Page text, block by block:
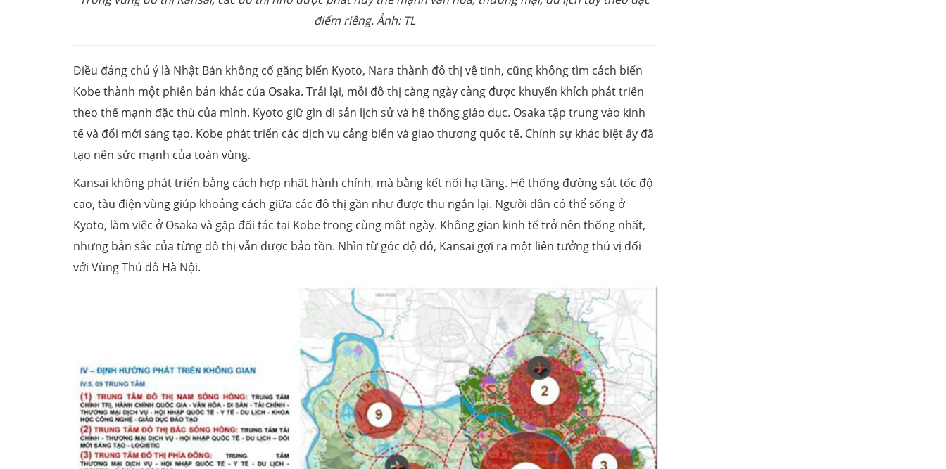
điểm riêng.Ảnh: TL
Điều đáng chú ý là Nhật Bản không cố gắng biến Kyoto, Nara thành đô thị vệ tinh, cũng không tìm cách biến
Kobe thành một phiên bản khác của Osaka. Trái lại, mỗi đô thị càng ngày càng được khuyến khích phát triển
theo thế mạnh đặc thù của mình. Kyoto giữ gìn di sản lịch sử và hệ thống giáo dục. Osaka tập trung vào kinh
tế và đổi mới sáng tạo. Kobe phát triển các dịch vụ cảng biển và giao thương quốc tế. Chính sự khác biệt ấy đã
tạo nên sức mạnh của toàn vùng.
Kansai không phát triển bằng cách hợp nhất hành chính, mà bằng kết nối hạ tầng. Hệ thống đường sắt tốc độ
cao, tàu điện vùng giúp khoảng cách giữa các đô thị gần như được thu ngắn lại. Người dân có thể sống ở
Kyoto, làm việc ở Osaka và gặp đối tác tại Kobe trong cùng một ngày. Không gian kinh tế trở nên thống nhất,
nhưng bản sắc của từng đô thị vẫn được bảo tồn. Nhìn từ góc độ đó, Kansai gợi ra một liên tưởng thú vị đối
với Vùng Thủ đô Hà Nội.